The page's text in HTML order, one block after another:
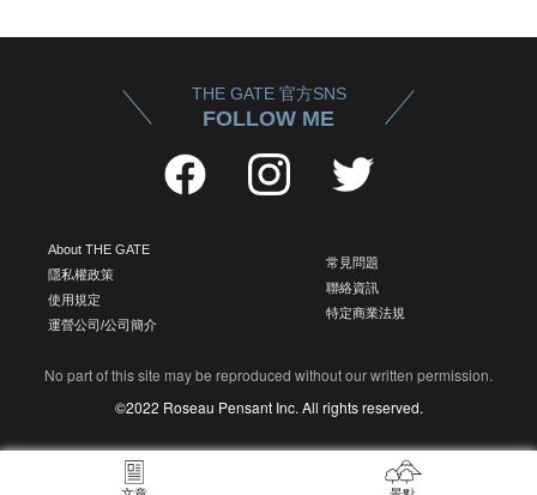
THE GATE 官方SNS
FOLLOW ME
About THE GATE
隱私權政策
使用規定
運營公司/公司簡介
常見問題
聯絡資訊
特定商業法規
No part of this site may be reproduced without our written permission.
©2022 Roseau Pensant Inc. All rights reserved.